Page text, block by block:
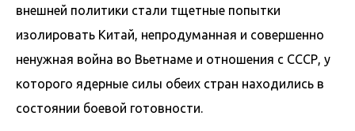
внешней политики стали тщетные попытки
изолировать Китай, непродуманная и совершенно
ненужная война во Вьетнаме и отношения с СССР, у
которого ядерные силы обеих стран находились в
состоянии боевой готовности.